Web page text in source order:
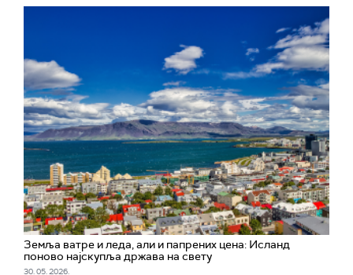
Земља ватре и леда, али и папрених цена: Исланд
поново најскупља држава на свету
30. 05. 2026.